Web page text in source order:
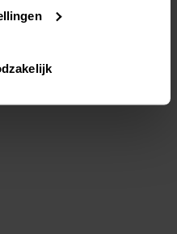
ook zelf instellen welke